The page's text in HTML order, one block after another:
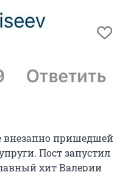
внезапно пришедшей
Пост запустил
хит Валерии